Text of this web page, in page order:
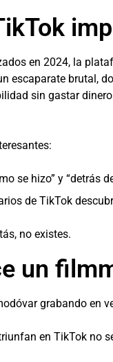
en 2024, la
escaparate brutal,
sin gastar
se hizo” y “detrás
de TikTok
no existes.
un
grabando en
en TikTok no